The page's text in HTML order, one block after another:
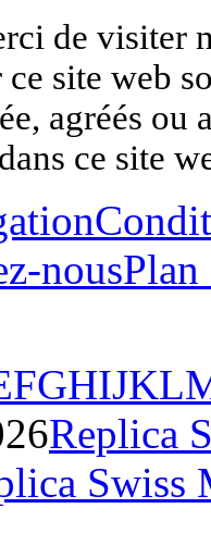
de visiter
site web
agréés
ce site
nousPlan
FGHIJKL
Replica
Swiss